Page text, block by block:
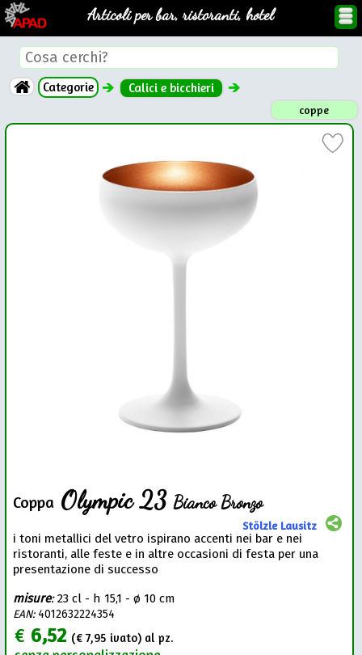
Articoli per bar, ristoranti, hotel
Categorie Calici e bicchieri
coppe
Coppa Olympic 23Bianco Bronzo
Stölzle Lausitz
i toni metallici del vetro ispirano accenti nei bar e nei
ristoranti, alle feste e in altre occasioni di festa per una
presentazione di successo
misure:23 cl - h 15,1 - ø 10 cm
EAN:4012632224354
€ 6,52 (€7,95 ivato) al pz.